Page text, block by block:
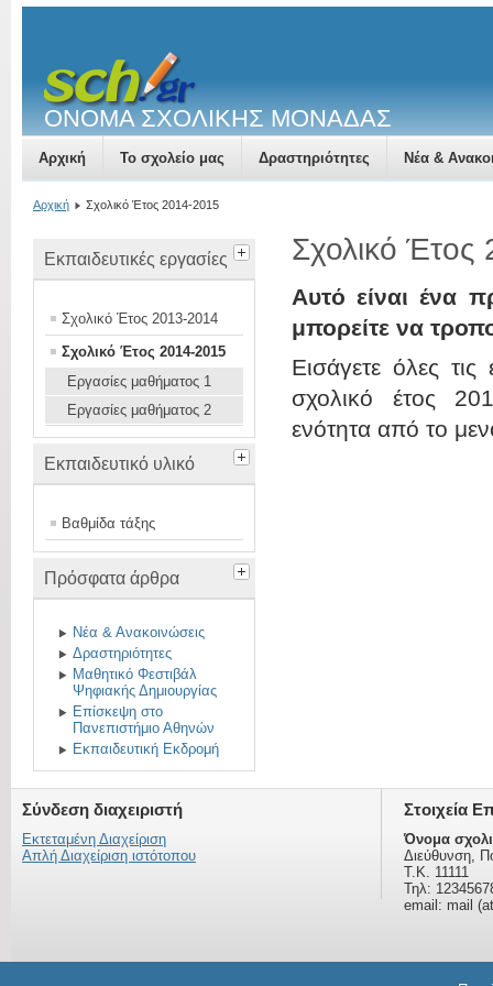
ΟΝΟΜΑ ΣΧΟΛΙΚΗΣ ΜΟΝΑΔΑΣ
Αρχική Το σχολείο μας Δραστηριότητες Νέα &
Αρχική Σχολικό Έτος 2014-2015
Εκπαιδευτικές εργασίες
Σχολικό Έτος 2013-2014
Σχολικό Έτος 2014-2015
Εργασίες μαθήματος 1
Εργασίες μαθήματος 2
Εκπαιδευτικό υλικό
Βαθμίδα τάξης
Πρόσφατα άρθρα
Νέα & Ανακοινώσεις
Δραστηριότητες
Μαθητικό Φεστιβάλ
Ψηφιακής Δημιουργίας
Επίσκεψη στο
Πανεπιστήμιο Αθηνών
Εκπαιδευτική Εκδρομή
Σχολικό
Αυτό είναι ένα
μπορείτε να
Εισάγετε όλες
σχολικό έτος
ενότητα από το
Σύνδεση διαχειριστή
Εκτεταμένη Διαχείριση
Απλή Διαχείριση ιστότοπου
Στοιχεία
Όνομα
Διεύθυνση,
Τ.Κ. 11111
Τηλ:
email: mail